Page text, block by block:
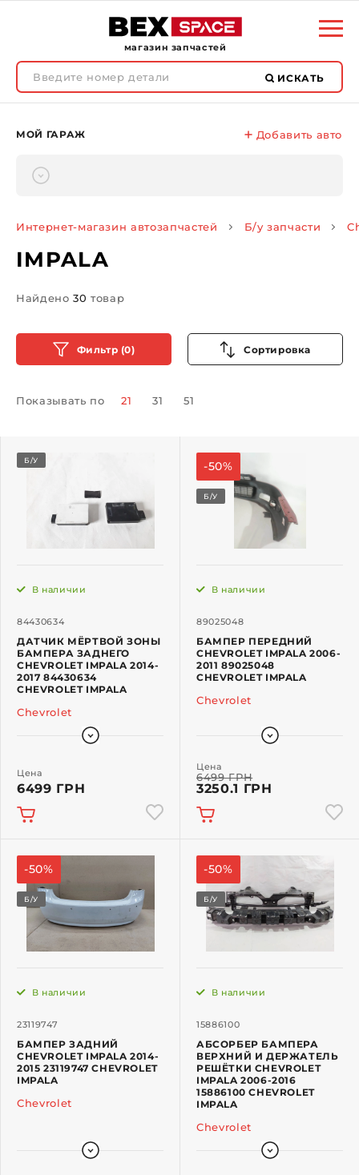
магазин запчастей
ИСКАТЬ
МОЙ ГАРАЖ Добавить авто
Интернет-магазин автозапчастей Б/у запчасти
IMPALA
Найдено30 товар
Фильтр (0) Сортировка
Показывать по 21 31 51
Б/У
84430634
В наличии
ДАТЧИК МЁРТВОЙ ЗОНЫ
БАМПЕРА ЗАДНЕГО
CHEVROLET IMPALA 2014-
2017 84430634
CHEVROLET IMPALA
Chevrolet
Цена
6499 ГРН
-50%
Б/У
89025048
В наличии
БАМПЕР ПЕРЕДНИЙ
CHEVROLET IMPALA 2006-
2011 89025048
CHEVROLET IMPALA
Chevrolet
Цена
6499 ГРН
3250.1 ГРН
-50%
Б/У
23119747
В наличии
БАМПЕР ЗАДНИЙ
CHEVROLET IMPALA 2014-
2015 23119747 CHEVROLET
IMPALA
Chevrolet
-50%
Б/У
15886100
В наличии
АБСОРБЕР БАМПЕРА
ВЕРХНИЙ И ДЕРЖАТЕЛЬ
РЕШЁТКИ CHEVROLET
IMPALA 2006-2016
15886100 CHEVROLET
IMPALA
Chevrolet